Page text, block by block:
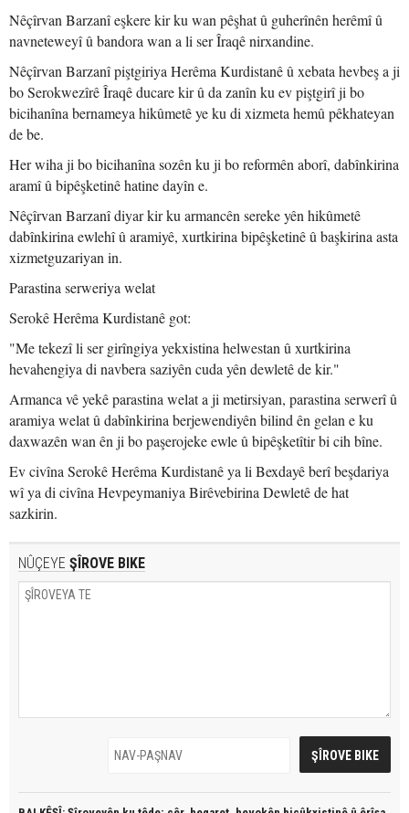
Nêçîrvan Barzanî eşkere kir ku wan pêşhat û guherînên herêmî û
navneteweyî û bandora wan a li ser Îraqê nirxandine.
Nêçîrvan Barzanî piştgiriya Herêma Kurdistanê û xebata hevbeş a ji
bo Serokwezîrê Îraqê ducare kir û da zanîn ku ev piştgirî ji bo
bicihanîna bernameya hikûmetê ye ku di xizmeta hemû pêkhateyan
de be.
Her wiha ji bo bicihanîna sozên ku ji bo reformên aborî, dabînkirina
aramî û bipêşketinê hatine dayîn e.
Nêçîrvan Barzanî diyar kir ku armancên sereke yên hikûmetê
dabînkirina ewlehî û aramiyê, xurtkirina bipêşketinê û başkirina asta
xizmetguzariyan in.
Parastina serweriya welat
Serokê Herêma Kurdistanê got:
"Me tekezî li ser girîngiya yekxistina helwestan û xurtkirina
hevahengiya di navbera saziyên cuda yên dewletê de kir."
Armanca vê yekê parastina welat a ji metirsiyan, parastina serwerî û
aramiya welat û dabînkirina berjewendiyên bilind ên gelan e ku
daxwazên wan ên ji bo paşerojeke ewle û bipêşketîtir bi cih bîne.
Ev civîna Serokê Herêma Kurdistanê ya li Bexdayê berî beşdariya
wî ya di civîna Hevpeymaniya Birêvebirina Dewletê de hat
sazkirin.
NÛÇEYE ŞÎROVE BIKE